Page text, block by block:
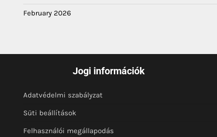
February 2026
Jogi információk
Adatvédelmi szabályzat
Süti beállítások
Felhasználói megállapodás